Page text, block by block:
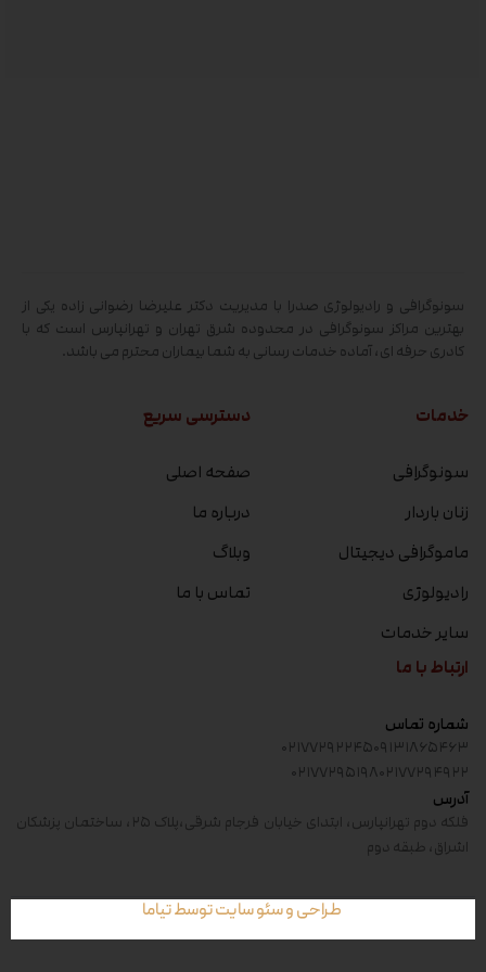
سونوگرافی و رادیولوژی صدرا با مدیریت دکتر علیرضا رضوانی زاده یکی از
بهترین مراکز سونوگرافی در محدوده شرق تهران و تهرانپارس است که با
کادری حرفه ای، آماده خدمات رسانی به شما بیماران محترم می باشد.
خدمات
سونوگرافی
زنان باردار
ماموگرافی دیجیتال
رادیولوژی
سایر خدمات
دسترسی سریع
صفحه اصلی
درباره ما
وبلاگ
تماس با ما
ارتباط با ما
شماره تماس
۰۹۱۳۱۸۶۵۴۶۳۰۲۱۷۷۲۹۲۲۴۵
۰۲۱۷۷۲۹۴۹۲۲۰۲۱۷۷۲۹۵۱۹۸
آدرس
فلکه دوم تهرانپارس، ابتدای خیابان فرجام شرقی،پلاک ۲۵، ساختمان پزشکان
اشراق، طبقه دوم
طراحی و سئو سایت توسط تیاما